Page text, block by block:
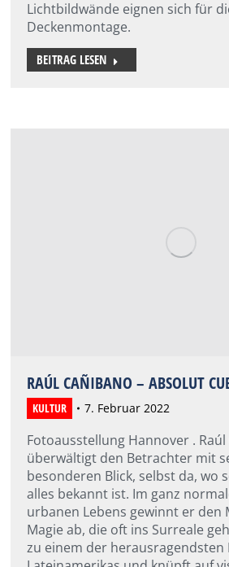
Lichtbildwände eignen sich für
Deckenmontage.
BEITRAG LESEN
RAÚL CAÑIBANO – ABSOLUT
KULTUR 7. Februar 2022
Fotoausstellung Hannover .
überwältigt den Betrachter mit
besonderen Blick, selbst da, wo
alles bekannt ist. Im ganz
urbanen Lebens gewinnt er den
Magie ab, die oft ins Surreale
zu einem der herausragendsten